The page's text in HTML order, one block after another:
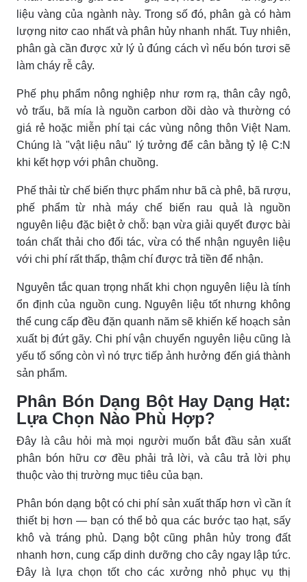
liệu vàng của ngành này. Trong số đó, phân gà có hàm
lượng nitơ cao nhất và phân hủy nhanh nhất. Tuy nhiên,
phân gà cần được xử lý ủ đúng cách vì nếu bón tươi sẽ
làm cháy rễ cây.
Phế phụ phẩm nông nghiệp như rơm rạ, thân cây ngô,
vỏ trấu, bã mía là nguồn carbon dồi dào và thường có
giá rẻ hoặc miễn phí tại các vùng nông thôn Việt Nam.
Chúng là "vật liệu nâu" lý tưởng để cân bằng tỷ lệ C:N
khi kết hợp với phân chuồng.
Phế thải từ chế biến thực phẩm như bã cà phê, bã rượu,
phế phẩm từ nhà máy chế biến rau quả là nguồn
nguyên liệu đặc biệt ở chỗ: bạn vừa giải quyết được bài
toán chất thải cho đối tác, vừa có thể nhận nguyên liệu
với chi phí rất thấp, thậm chí được trả tiền để nhận.
Nguyên tắc quan trọng nhất khi chọn nguyên liệu là tính
ổn định của nguồn cung. Nguyên liệu tốt nhưng không
thể cung cấp đều đặn quanh năm sẽ khiến kế hoạch sản
xuất bị đứt gãy. Chi phí vận chuyển nguyên liệu cũng là
yếu tố sống còn vì nó trực tiếp ảnh hưởng đến giá thành
sản phẩm.
Phân Bón Dạng Bột Hay Dạng Hạt:
Lựa Chọn Nào Phù Hợp?
Đây là câu hỏi mà mọi người muốn bắt đầu sản xuất
phân bón hữu cơ đều phải trả lời, và câu trả lời phụ
thuộc vào thị trường mục tiêu của bạn.
Phân bón dạng bột có chi phí sản xuất thấp hơn vì cần ít
thiết bị hơn — bạn có thể bỏ qua các bước tạo hạt, sấy
khô và tráng phủ. Dạng bột cũng phân hủy trong đất
nhanh hơn, cung cấp dinh dưỡng cho cây ngay lập tức.
Đây là lựa chọn tốt cho các xưởng nhỏ phục vụ thị